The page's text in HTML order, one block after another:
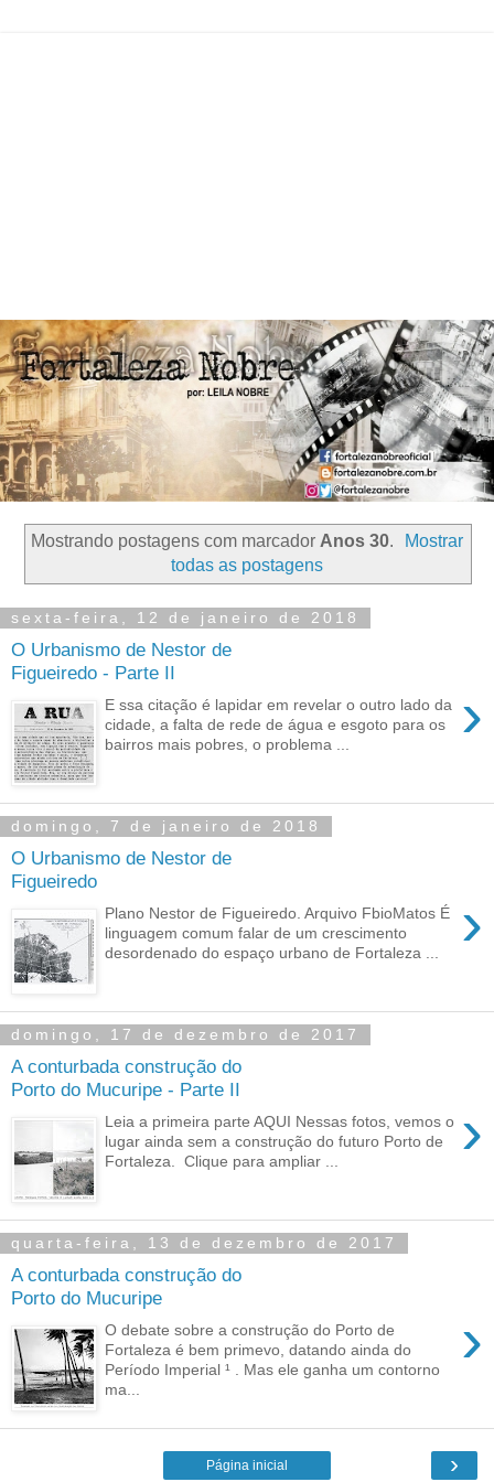
Mostrando postagens com marcador Anos 30.
Mostrar
todas as postagens
sexta-feira, 12 de janeiro de 2018
O Urbanismo de Nestor de
Figueiredo - Parte II
›
E ssa citação é lapidar em revelar o outro lado da
cidade, a falta de rede de água e esgoto para os
bairros mais pobres, o problema ...
domingo, 7 de janeiro de 2018
O Urbanismo de Nestor de
Figueiredo
›
Plano Nestor de Figueiredo. Arquivo FbioMatos É
linguagem comum falar de um crescimento
desordenado do espaço urbano de Fortaleza ...
domingo, 17 de dezembro de 2017
A conturbada construção do
Porto do Mucuripe - Parte II
›
Leia a primeira parte AQUI Nessas fotos, vemos o
lugar ainda sem a construção do futuro Porto de
Fortaleza. Clique para ampliar ...
quarta-feira, 13 de dezembro de 2017
A conturbada construção do
Porto do Mucuripe
›
O debate sobre a construção do Porto de
Fortaleza é bem primevo, datando ainda do
Período Imperial ¹ . Mas ele ganha um contorno
ma...
›
Página inicial